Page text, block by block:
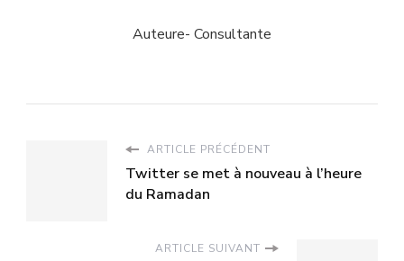
Auteure- Consultante
ARTICLE PRÉCÉDENT
Twitter se met à nouveau à l’heure
du Ramadan
ARTICLE SUIVANT